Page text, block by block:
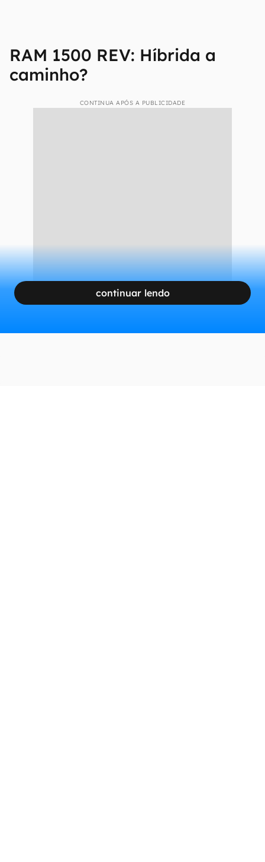
RAM 1500 REV: Híbrida a
caminho?
CONTINUA APÓS A PUBLICIDADE
continuar lendo